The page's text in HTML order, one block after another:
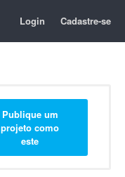
Login Cadastre-se
Publique um
projeto como
este